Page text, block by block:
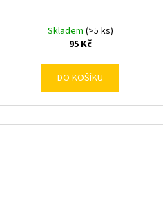
Skladem (>5 ks)
95 Kč
DO KOŠÍKU